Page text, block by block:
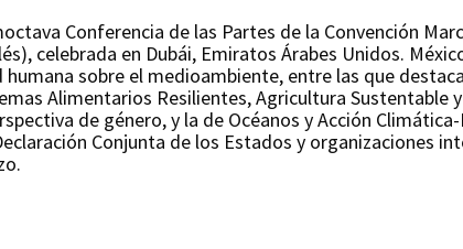
Conferencia de las Partes de la Convención
celebrada en Dubái, Emiratos Árabes Unidos.
sobre el medioambiente, entre las que
Alimentarios Resilientes, Agricultura Sustentable
de género, y la de Océanos y Acción
Conjunta de los Estados y organizaciones